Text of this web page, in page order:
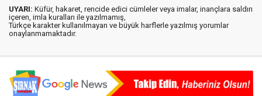
UYARI: Küfür, hakaret, rencide edici cümleler veya imalar, inançlara saldırı
içeren, imla kuralları ile yazılmamış,
Türkçe karakter kullanılmayan ve büyük harflerle yazılmış yorumlar
onaylanmamaktadır.